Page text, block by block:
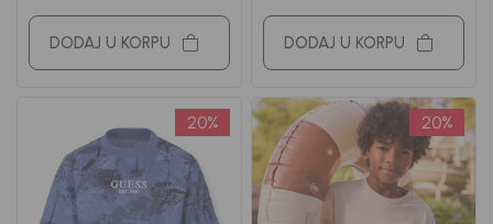
DODAJ U KORPU DODAJ U KORPU
20% 20%